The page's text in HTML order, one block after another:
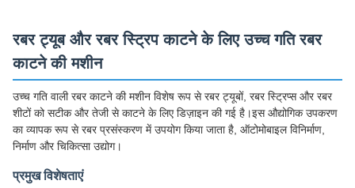
रबर ट्यूब और रबर स्ट्रिप काटने के लिए उच्च गति रबर
काटने की मशीन
उच्च गति वाली रबर काटने की मशीन विशेष रूप से रबर ट्यूबों, रबर स्ट्रिप्स और रबर
शीटों को सटीक और तेजी से काटने के लिए डिज़ाइन की गई है।इस औद्योगिक उपकरण
का व्यापक रूप से रबर प्रसंस्करण में उपयोग किया जाता है, ऑटोमोबाइल विनिर्माण,
निर्माण और चिकित्सा उद्योग।
प्रमुख विशेषताएं